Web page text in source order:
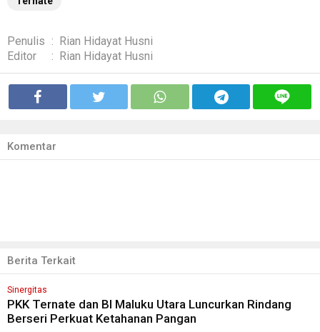
Penulis :
Rian Hidayat Husni
Editor
: Rian Hidayat Husni
Komentar
Berita Terkait
Sinergitas
PKK Ternate dan BI Maluku Utara Luncurkan Rindang
Berseri Perkuat Ketahanan Pangan